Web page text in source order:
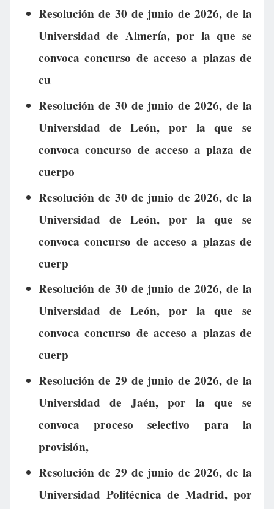
Resolución de 30 de junio de 2026, de la
Universidad de Almería, por la que se
convoca concurso de acceso a plazas de
cu
Resolución de 30 de junio de 2026, de la
Universidad de León, por la que se
convoca concurso de acceso a plaza de
cuerpo
Resolución de 30 de junio de 2026, de la
Universidad de León, por la que se
convoca concurso de acceso a plazas de
cuerp
Resolución de 30 de junio de 2026, de la
Universidad de León, por la que se
convoca concurso de acceso a plazas de
cuerp
Resolución de 29 de junio de 2026, de la
Universidad de Jaén, por la que se
convoca proceso selectivo para la
provisión,
Resolución de 29 de junio de 2026, de la
Universidad Politécnica de Madrid, por